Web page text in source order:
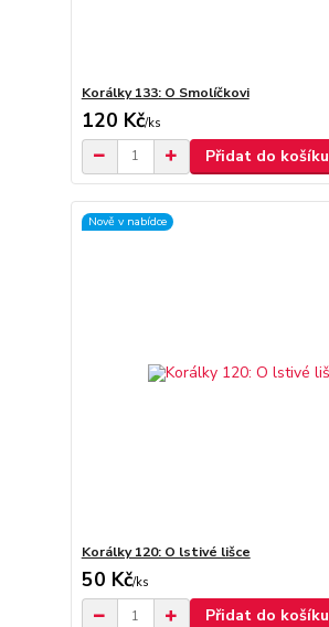
Korálky 133: O Smolíčkovi
120 Kč/ks
Přidat do košíku
Nově v nabídce
Korálky 120: O lstivé lišce
50 Kč/ks
Přidat do košíku